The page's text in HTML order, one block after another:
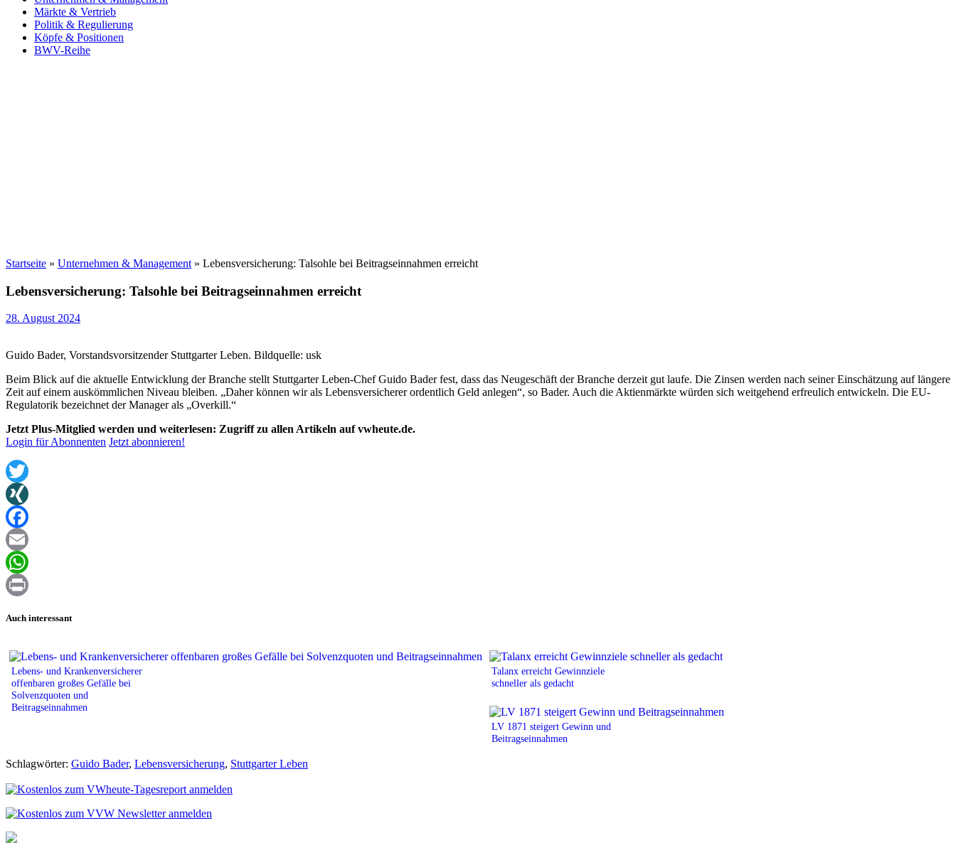
Märkte & Vertrieb
Politik & Regulierung
Köpfe & Positionen
BWV-Reihe
Startseite » Unternehmen & Management » Lebensversicherung: Talsohle bei Beitragseinnahmen erreicht
Lebensversicherung: Talsohle bei Beitragseinnahmen erreicht
28. August 2024
Guido Bader, Vorstandsvorsitzender Stuttgarter Leben. Bildquelle: usk
Beim Blick auf die aktuelle Entwicklung der Branche stellt Stuttgarter Leben-Chef Guido Bader fest, dass das Neugeschäft der Branche derzeit gut laufe. Die Zinsen werden nach seiner Einschätzung auf längere
Zeit auf einem auskömmlichen Niveau bleiben. „Daher können wir als Lebensversicherer ordentlich Geld anlegen“, so Bader. Auch die Aktienmärkte würden sich weitgehend erfreulich entwickeln. Die EU-
Regulatorik bezeichnet der Manager als „Overkill.“
Jetzt Plus-Mitglied werden und weiterlesen: Zugriff zu allen Artikeln auf vwheute.de.
Login für Abonnenten Jetzt abonnieren!
Twitter
XING
Facebook
Email
WhatsApp
Auch interessant
Lebens- und Krankenversicherer
offenbaren großes Gefälle bei
Solvenzquoten und
Beitragseinnahmen
Talanx erreicht Gewinnziele
schneller als gedacht
LV 1871 steigert Gewinn und
Beitragseinnahmen
Schlagwörter: Guido Bader, Lebensversicherung, Stuttgarter Leben